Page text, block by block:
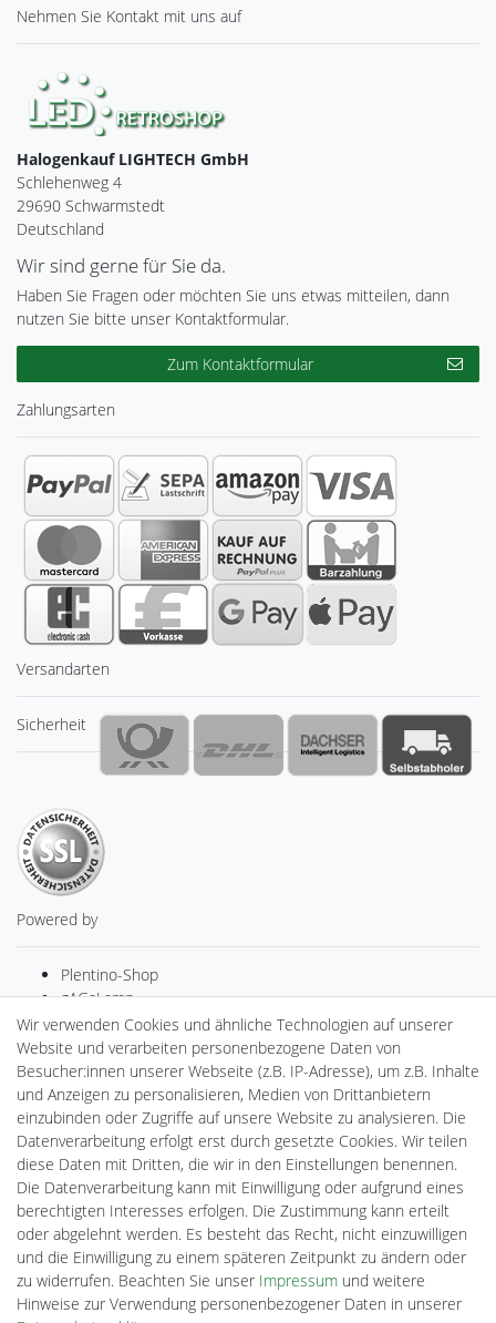
Nehmen Sie Kontakt mit uns auf
Halogenkauf LIGHTECH GmbH
Schlehenweg 4
29690 Schwarmstedt
Deutschland
Wir sind gerne für Sie da.
Haben Sie Fragen oder möchten Sie uns etwas mitteilen, dann
nutzen Sie bitte unser Kontaktformular.
Zum Kontaktformular
Zahlungsarten
Versandarten
Sicherheit
Powered by
Plentino-Shop
gAGaLamp
Drohnenstore24
MeinUSB
Batteriespeicher
PlentiSolar
Gebrauchtlicht
Ledkauf
DEYESOLAR
Lightech Connect
CardanLight Europe
FORTIMO LEDs
Cardanlight-Shop
Wallbox24
Wir verwenden Cookies und ähnliche Technologien auf unserer
Website und verarbeiten personenbezogene Daten von
Besucher:innen unserer Webseite (z.B. IP-Adresse), um z.B. Inhalte
und Anzeigen zu personalisieren, Medien von Drittanbietern
einzubinden oder Zugriffe auf unsere Website zu analysieren. Die
Datenverarbeitung erfolgt erst durch gesetzte Cookies. Wir teilen
diese Daten mit Dritten, die wir in den Einstellungen benennen.
Die Datenverarbeitung kann mit Einwilligung oder aufgrund eines
berechtigten Interesses erfolgen. Die Zustimmung kann erteilt
oder abgelehnt werden. Es besteht das Recht, nicht einzuwilligen
und die Einwilligung zu einem späteren Zeitpunkt zu ändern oder
zu widerrufen. Beachten Sie unser Impressum und weitere
Hinweise zur Verwendung personenbezogener Daten in unserer